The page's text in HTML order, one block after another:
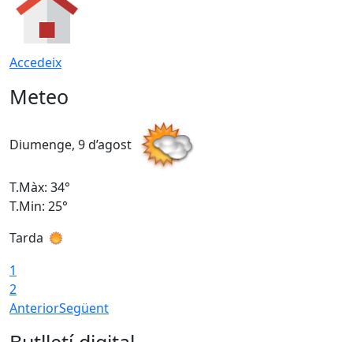
Accedeix
Meteo
Diumenge, 9 d’agost
T.Màx: 34°
T.Min: 25°
Tarda
1
2
AnteriorSegüent